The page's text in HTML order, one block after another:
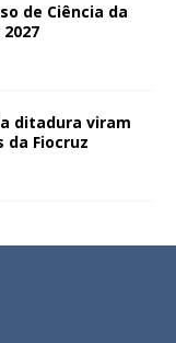
de Ciência da
ditadura viram
da Fiocruz